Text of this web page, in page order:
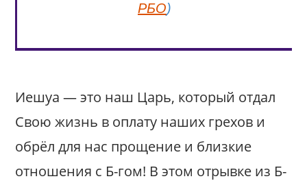
РБО)
Иешуа — это наш Царь, который отдал
Свою жизнь в оплату наших грехов и
обрёл для нас прощение и близкие
отношения с Б-гом! В этом отрывке из Б-